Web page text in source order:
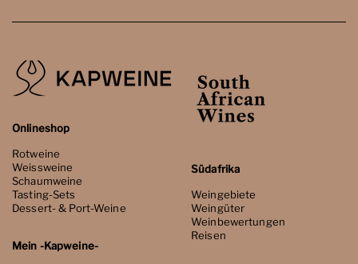
Onlineshop
Rotweine
Weissweine
Schaumweine
Tasting-Sets
Dessert- & Port-Weine
Mein -Kapweine-
Südafrika
Weingebiete
Weingüter
Weinbewertungen
Reisen